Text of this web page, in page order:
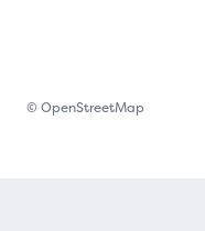
© OpenStreetMap